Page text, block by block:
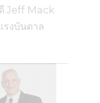
Jeff Mack
รงบันดาล